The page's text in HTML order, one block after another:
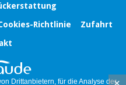
Richtlinie
Zufahrt
Drittanbietern, für die Analyse der